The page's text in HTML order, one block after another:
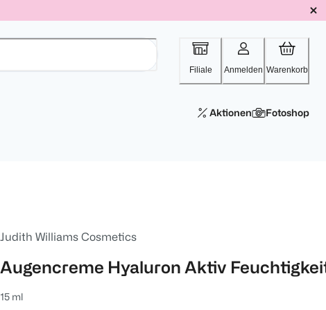
Filiale Anmelden Warenkorb
Aktionen Fotoshop
Judith Williams Cosmetics
Augencreme Hyaluron Aktiv
15 ml